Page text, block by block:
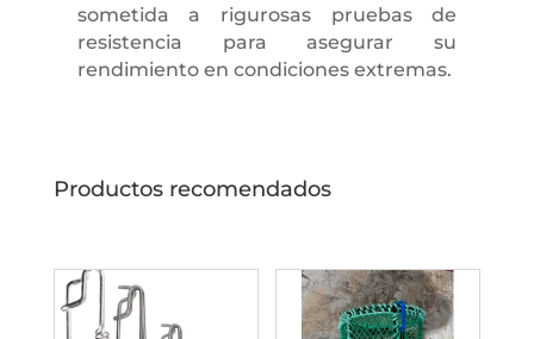
sometida a rigurosas pruebas de
resistencia para asegurar su
rendimiento en condiciones extremas.
Productos recomendados